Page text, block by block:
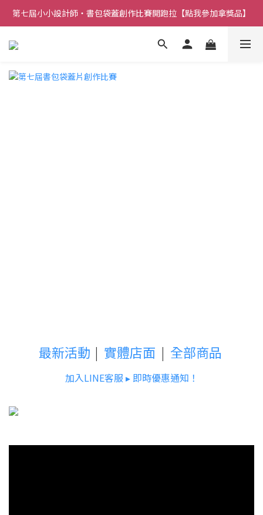
第七屆小小設計師・書包袋蓋創作比賽開跑拉【點我參加拿獎品】
最新活動 | 實體店面 | 全部商品
加入LINE客服 ▸ 即時優惠通知！